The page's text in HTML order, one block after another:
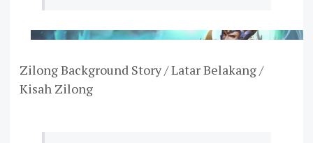
Zilong Background Story / Latar Belakang /
Kisah Zilong